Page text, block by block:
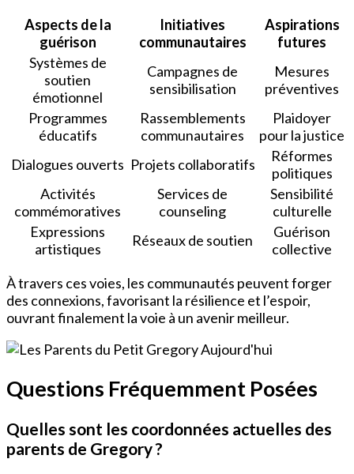
Aspects de la
guérison
Initiatives
communautaires
Aspirations
futures
Systèmes de
soutien
émotionnel
Campagnes de
sensibilisation
Mesures
préventives
Programmes
éducatifs
Rassemblements
communautaires
Plaidoyer
pour la justice
Dialogues ouverts Projets collaboratifs
Réformes
politiques
Activités
commémoratives
Services de
counseling
Sensibilité
culturelle
Expressions
artistiques
Réseaux de soutien
Guérison
collective
À travers ces voies, les communautés peuvent forger
des connexions, favorisant la résilience et l’espoir,
ouvrant finalement la voie à un avenir meilleur.
Questions Fréquemment Posées
Quelles sont les coordonnées actuelles des
parents de Gregory ?